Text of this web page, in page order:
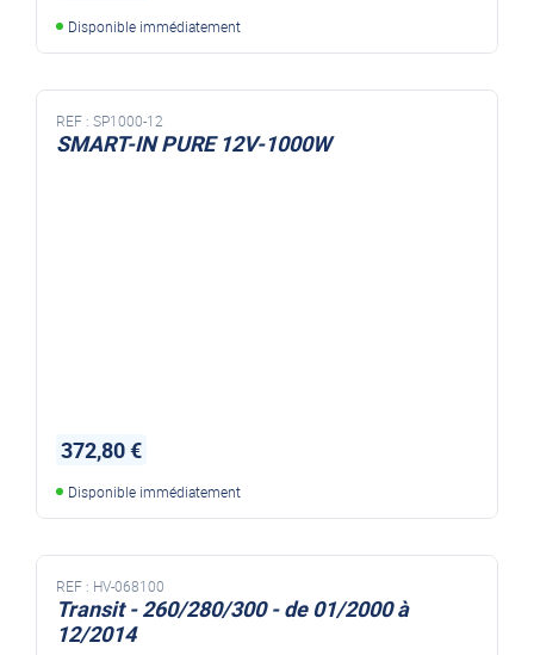
Disponible immédiatement
REF : SP1000-12
SMART-IN PURE 12V-1000W
372,80 €
Disponible immédiatement
REF : HV-068100
Transit - 260/280/300 - de 01/2000 à
12/2014